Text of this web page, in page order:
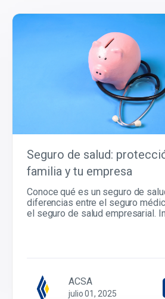
Seguro de salud:
familia y tu empresa
Conoce qué es un seguro de
diferencias entre el seguro
el seguro de salud empresarial.
ACSA
julio 01, 2025